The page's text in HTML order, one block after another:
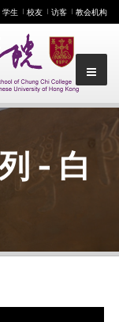
学生 校友 访客 教会机构
- 白